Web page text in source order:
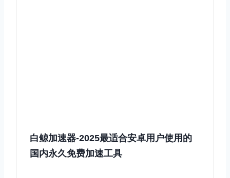
白鲸加速器-2025最适合安卓用户使用的
国内永久免费加速工具